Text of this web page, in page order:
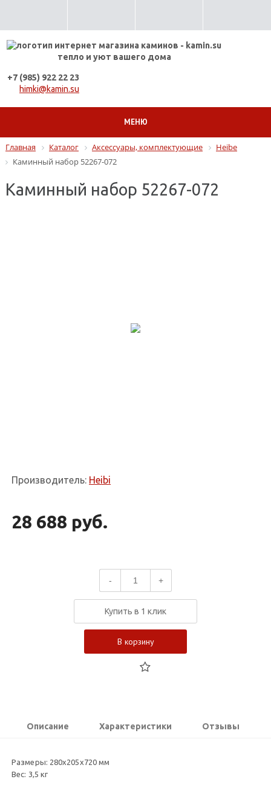
тепло и уют вашего дома
+7 (985) 922 22 23
himki@kamin.su
МЕНЮ
Главная Каталог Аксессуары, комплектующие
Heibe
Каминный набор 52267-072
Каминный набор 52267-072
Производитель: Heibi
28 688 руб.
- +
Купить в 1 клик
В корзину
Описание Характеристики Отзывы
Размеры: 280х205х720 мм
Вес: 3,5 кг